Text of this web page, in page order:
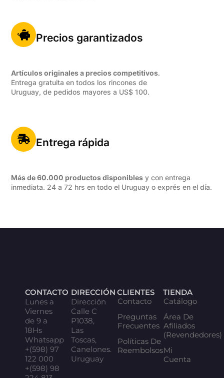
Precios garantizados
Artículos originales a precios competitivos.
Entrega gratuita en todos los rincones de
Uruguay, de pedidos mayores a US$ 100.
Entrega rápida
Más de 60.000 productos disponibles y con entrega
inmediata. 24 a 72 hrs en todo el Uruguay o exprés en el día.
CONTACTO
Lunes a
Viernes
de 9 a
18Hs
Whatsapp
+(598) 97
122 000
+(598) 98
DIRECCIÓN
Dirección
Calle C
P1038,
Las
Toscas,
Canelones.
Uruguay
CLIENTES
Contacto
Preguntas
Frecuentes
Políticas De
Reembolsos
TIENDA
Catálogo
Área De
Afiliados
(Revendedores)
Mi
Cuenta